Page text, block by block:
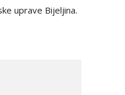
uprave Bijeljina.